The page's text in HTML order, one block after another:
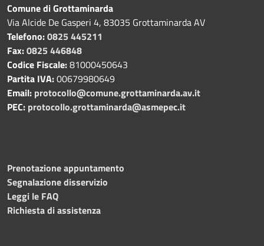
Comune di Grottaminarda
Via Alcide De Gasperi 4, 83035 Grottaminarda AV
Telefono:0825 445211
Fax:0825 446848
Codice Fiscale:81000450643
Partita IVA:00679980649
Email: protocollo@comune.grottaminarda.av.it
PEC: protocollo.grottaminarda@asmepec.it
Prenotazione appuntamento
Segnalazione disservizio
Leggi le FAQ
Richiesta di assistenza